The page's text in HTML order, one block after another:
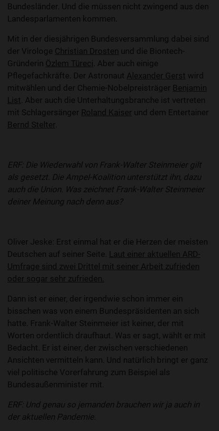
Bundesländer. Und die müssen nicht zwingend aus den
Landesparlamenten kommen.
Mit in der diesjährigen Bundesversammlung dabei sind
der Virologe Christian Drosten und die Biontech-
Gründerin Özlem Türeci
. Aber auch einige
Pflegefachkräfte. Der Astronaut Alexander Gerst wird
mitwählen und der Chemie-Nobelpreisträger Benjamin
List . Aber auch die Unterhaltungsbranche ist vertreten
mit Schlagersänger Roland Kaiser und dem Entertainer
Bernd Stelter
ERF: Die Wiederwahl von Frank-Walter Steinmeier gilt
als gesetzt. Die Ampel-Koalition unterstützt ihn, dazu
auch die Union. Was zeichnet Frank-Walter Steinmeier
deiner Meinung nach denn aus?
Oliver Jeske: Erst einmal hat er die Herzen der meisten
Deutschen auf seiner Seite. Laut einer aktuellen ARD-
Umfrage sind zwei Drittel mit seiner Arbeit zufrieden
oder sogar sehr zufrieden.
Dann ist er einer, der irgendwie schon immer ein
bisschen was von einem Bundespräsidenten an sich
hatte. Frank-Walter Steinmeier ist keiner, der mit
Worten ordentlich draufhaut. Was er sagt, wählt er mit
Bedacht. Er ist einer, der zwischen verschiedenen
Ansichten vermitteln kann. Und natürlich bringt er ganz
viel politische Vorerfahrung zum Beispiel als
Bundesaußenminister mit.
ERF: Und genau so jemanden brauchen wir ja auch in
der aktuellen Pandemie.